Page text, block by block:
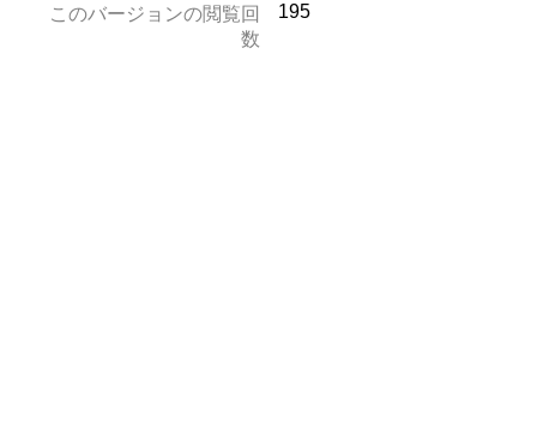
このバージョンの閲覧回
数
195